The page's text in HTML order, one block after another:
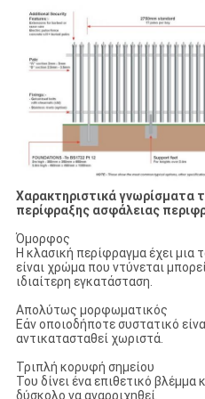
Χαρακτηριστικά γνωρίσματα
περίφραξης ασφάλειας
Όμορφος
Η κλασική περίφραγμα έχει μια
είναι χρώμα που ντύνεται
ιδιαίτερη εγκατάσταση.
Απολύτως μορφωματικός
Εάν οποιοδήποτε συστατικό
αντικατασταθεί χωριστά.
Τριπλή κορυφή σημείου
Του δίνει ένα επιθετικό βλέμμα
δύσκολο να αναρριχηθεί.